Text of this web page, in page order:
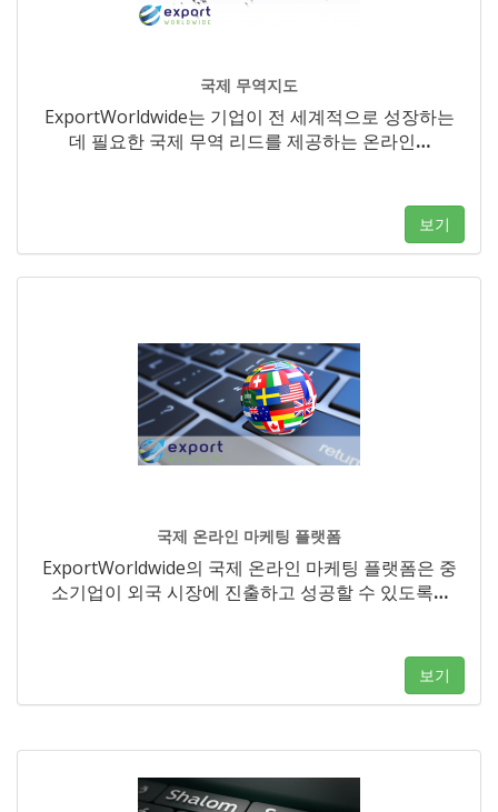
국제 무역지도
ExportWorldwide는 기업이 전 세계적으로 성장하는
데 필요한 국제 무역 리드를 제공하는 온라인…
보기
국제 온라인 마케팅 플랫폼
ExportWorldwide의 국제 온라인 마케팅 플랫폼은 중
소기업이 외국 시장에 진출하고 성공할 수 있도록…
보기